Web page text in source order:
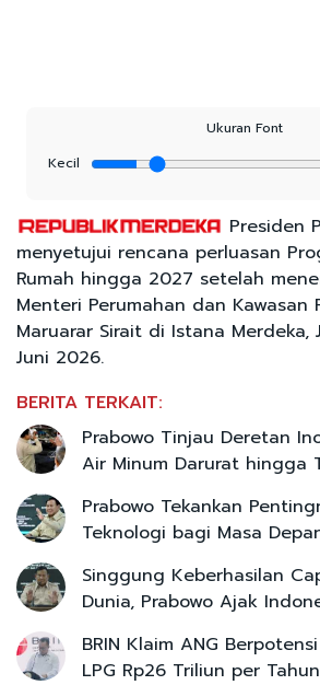
Ukuran Font
Kecil
Presiden
menyetujui rencana perluasan
Rumah hingga 2027 setelah
Menteri Perumahan dan Kawasan
Maruarar Sirait di Istana Merdeka,
Juni 2026.
BERITA TERKAIT:
Prabowo Tinjau Deretan
Air Minum Darurat hingga
Prabowo Tekankan
Teknologi bagi Masa
Singgung Keberhasilan
Dunia, Prabowo Ajak
BRIN Klaim ANG
LPG Rp26 Triliun per Tahun